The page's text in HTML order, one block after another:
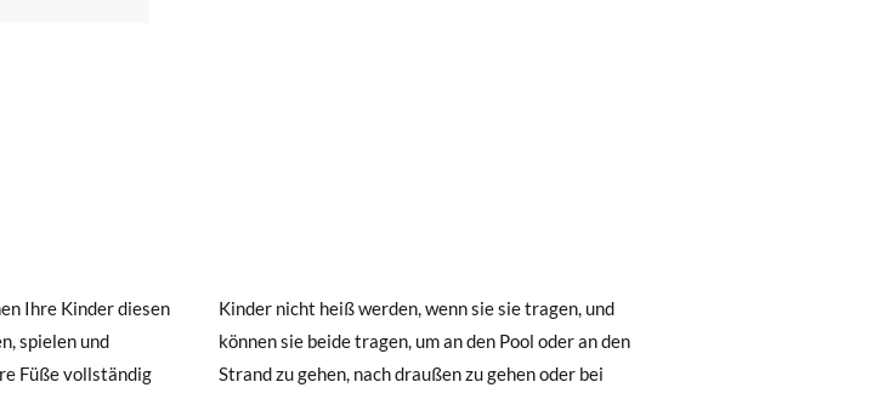
Ihre Kinder diesen
spielen und
Füße vollständig
sie sie tragen, und
oder an den
gehen oder bei
Bitte beachten Sie, dass die Bestellung vor 15:00 Uhr aufgegeben
am darauffolgenden Tag zugestellt wird.